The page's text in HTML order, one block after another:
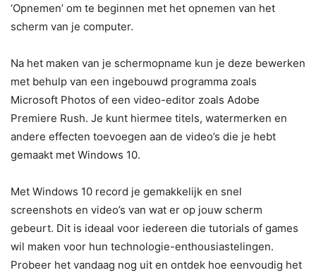
‘Opnemen’ om te beginnen met het opnemen van het
scherm van je computer.
Na het maken van je schermopname kun je deze bewerken
met behulp van een ingebouwd programma zoals
Microsoft Photos of een video-editor zoals Adobe
Premiere Rush. Je kunt hiermee titels, watermerken en
andere effecten toevoegen aan de video’s die je hebt
gemaakt met Windows 10.
Met Windows 10 record je gemakkelijk en snel
screenshots en video’s van wat er op jouw scherm
gebeurt. Dit is ideaal voor iedereen die tutorials of games
wil maken voor hun technologie-enthousiastelingen.
Probeer het vandaag nog uit en ontdek hoe eenvoudig het